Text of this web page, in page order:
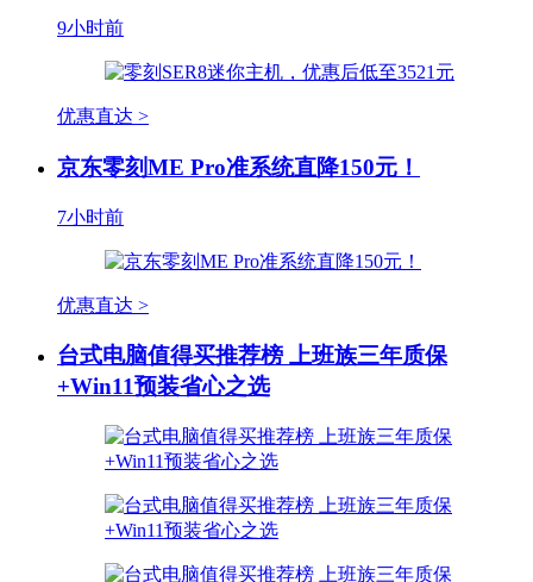
9小时前
优惠直达 >
京东零刻ME Pro准系统直降150元！
7小时前
优惠直达 >
台式电脑值得买推荐榜 上班族三年质保
+Win11预装省心之选